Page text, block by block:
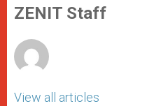
p
p
g
e
o
k
ZENIT Staff
View all articles